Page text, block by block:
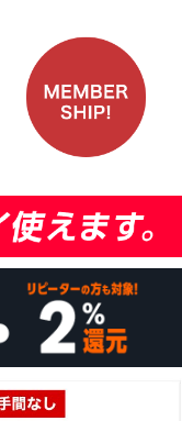
【送料無料】[ギフト]A5
等級神戸牛ハンバーグス
テーキ 150ｇ×5個
[ギフト] A5等級神戸牛
ランプすきやき 200ｇ~
[ギフト] A5等級神戸牛
ンプステーキ 200ｇ
[ギフト] A5等級神戸牛
イチボステーキ 150ｇ(1
枚)
レミアムセット（プレ
アムロース[200g]・プ